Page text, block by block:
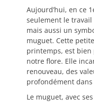
Aujourd’hui, en ce
seulement le travail
mais aussi un
muguet. Cette
printemps, est bien
notre flore. Elle
renouveau, des
profondément
Le muguet, avec